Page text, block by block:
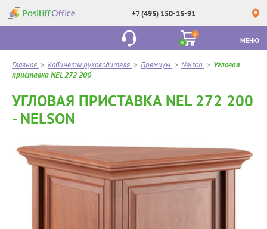
+7 (495) 150-15-91
0
0
МЕНЮ
Главная > Кабинеты руководителя > Премиум > Nelson > Угловая
приставка NEL 272 200
УГЛОВАЯ ПРИСТАВКА NEL 272 200
- NELSON